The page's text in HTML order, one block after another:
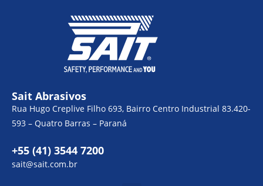
Sait Abrasivos
Rua Hugo Creplive Filho 693, Bairro Centro Industrial 83.420-
593 – Quatro Barras – Paraná
+55 (41) 3544 7200
sait@sait.com.br